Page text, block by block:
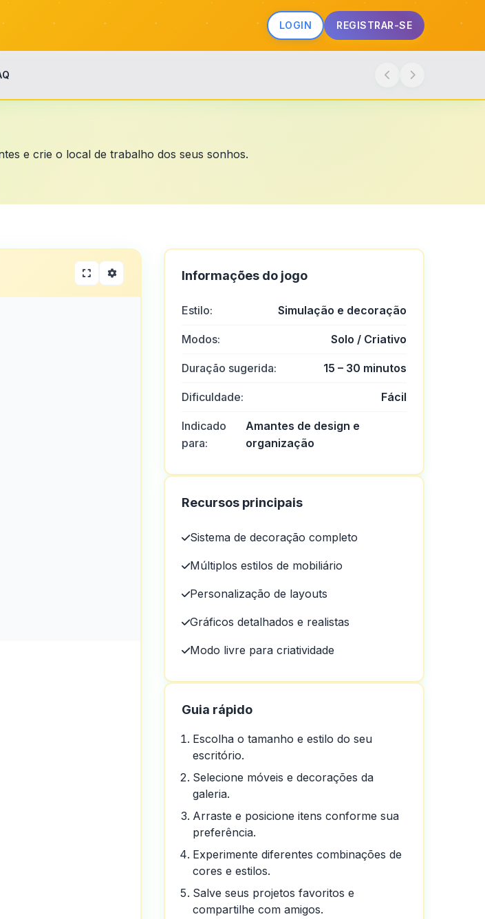
LOGIN REGISTRAR-SE
e crie o local de trabalho dos seus sonhos.
Informações do jogo
Estilo: Simulação e decoração
Modos: Solo / Criativo
Duração sugerida: 15 – 30 minutos
Dificuldade: Fácil
Indicado
para:
Amantes de design e
organização
Recursos principais
Sistema de decoração completo
Múltiplos estilos de mobiliário
Personalização de layouts
Gráficos detalhados e realistas
Modo livre para criatividade
Guia rápido
Escolha o tamanho e estilo do seu
escritório.
Selecione móveis e decorações da
galeria.
Arraste e posicione itens conforme sua
preferência.
Experimente diferentes combinações de
cores e estilos.
Salve seus projetos favoritos e
compartilhe com amigos.